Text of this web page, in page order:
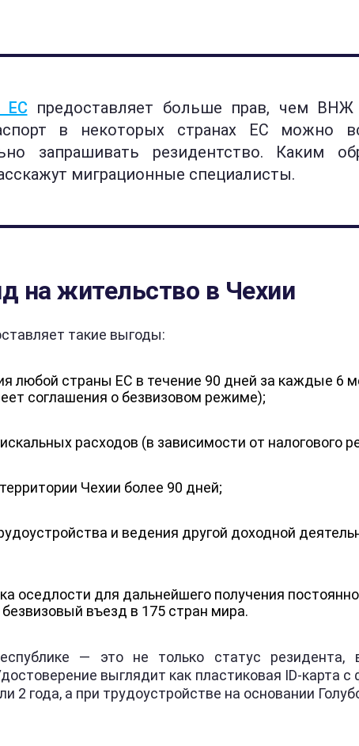
ЕСпредоставляет больше прав, чем ВНЖ
в некоторых странах ЕС можно
запрашивать резидентство. Каким
миграционные специалисты.
на жительство в Чехии
такие выгоды:
любой страны ЕС в течение 90 дней за каждые 6
соглашения о безвизовом режиме);
расходов (в зависимости от налогового
Чехии более 90 дней;
и ведения другой доходной
оседлости для дальнейшего получения
въезд в 175 стран мира.
— это не только статус
выглядит как пластиковая ID-карта
2 года, а при трудоустройстве на основании